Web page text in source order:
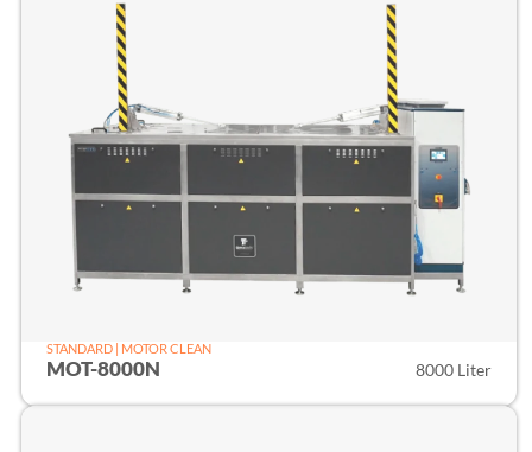
STANDARD | MOTOR CLEAN
MOT-8000N 8000 Liter